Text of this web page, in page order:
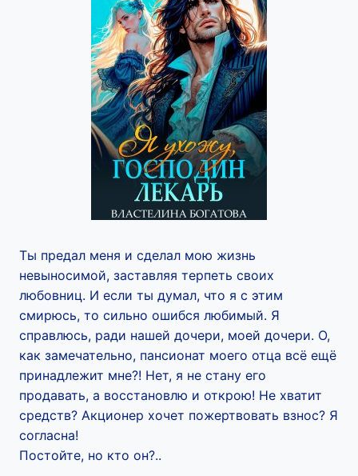
Ты предал меня и сделал мою жизнь
невыносимой, заставляя терпеть своих
любовниц. И если ты думал, что я с этим
смирюсь, то сильно ошибся любимый. Я
справлюсь, ради нашей дочери, моей дочери. О,
как замечательно, пансионат моего отца всё ещё
принадлежит мне?! Нет, я не стану его
продавать, а восстановлю и открою! Не хватит
средств? Акционер хочет пожертвовать взнос? Я
согласна!
Постойте, но кто он?..